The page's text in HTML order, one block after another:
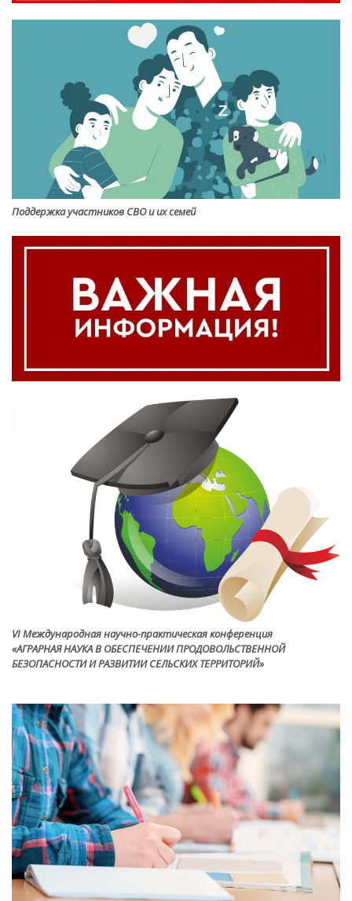
Поддержка участников СВО и их семей
VI Международная научно-практическая конференция
«АГРАРНАЯ НАУКА В ОБЕСПЕЧЕНИИ ПРОДОВОЛЬСТВЕННОЙ
БЕЗОПАСНОСТИ И РАЗВИТИИ СЕЛЬСКИХ ТЕРРИТОРИЙ»